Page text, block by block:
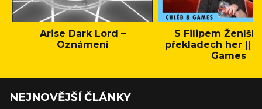
Arise Dark Lord –
Oznámení
S Filipem
překladech her ||
Games
NEJNOVĚJŠÍ ČLÁNKY